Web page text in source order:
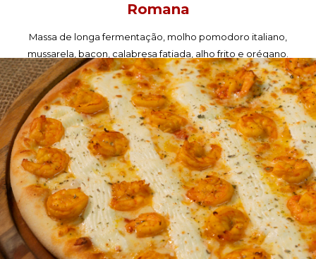
Romana
Massa de longa fermentação, molho pomodoro italiano,
mussarela, bacon, calabresa fatiada, alho frito e orégano.
PEÇA AGORA!